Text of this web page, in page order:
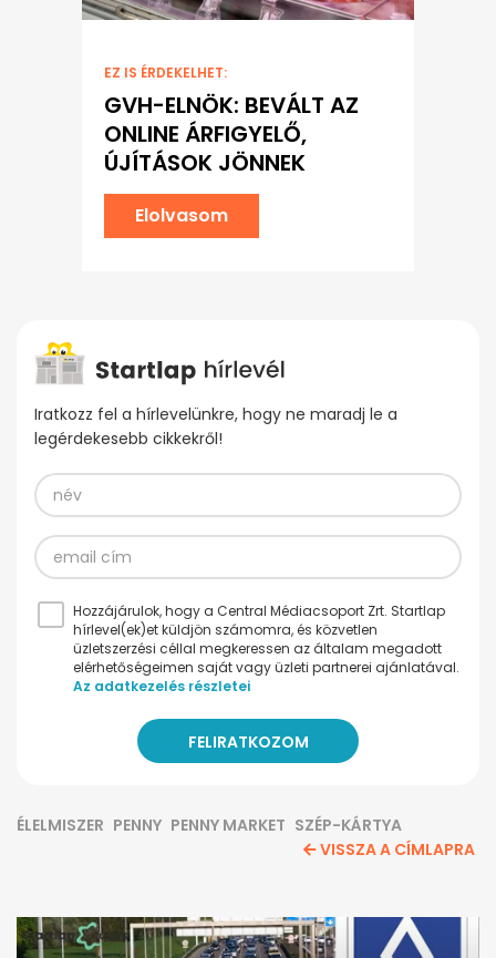
EZ IS ÉRDEKELHET:
GVH-ELNÖK: BEVÁLT AZ
ONLINE ÁRFIGYELŐ,
ÚJÍTÁSOK JÖNNEK
Elolvasom
Iratkozz fel a hírlevelünkre, hogy ne maradj le a
legérdekesebb cikkekről!
Hozzájárulok, hogy a Central Médiacsoport Zrt. Startlap
hírlevel(ek)et küldjön számomra, és közvetlen
üzletszerzési céllal megkeressen az általam megadott
elérhetőségeimen saját vagy üzleti partnerei ajánlatával.
Az adatkezelés részletei
ÉLELMISZER PENNY PENNY MARKET SZÉP-KÁRTYA
VISSZA A CÍMLAPRA